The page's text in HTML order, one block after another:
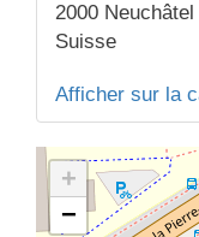
2000 Neuchâtel
Suisse
Afficher sur la
+
−